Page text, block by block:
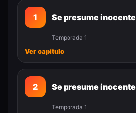
1 Se presume inocente
Temporada 1
Ver capítulo
2 Se presume inocente
Temporada 1